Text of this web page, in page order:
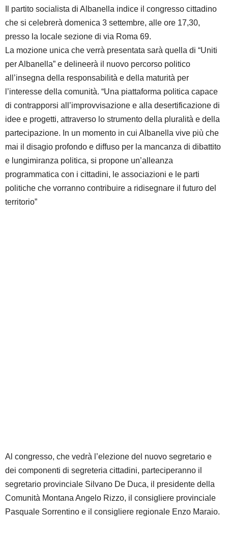
Il partito socialista di Albanella indice il congresso cittadino
che si celebrerà domenica 3 settembre, alle ore 17,30,
presso la locale sezione di via Roma 69.
La mozione unica che verrà presentata sarà quella di “Uniti
per Albanella” e delineerà il nuovo percorso politico
all’insegna della responsabilità e della maturità per
l’interesse della comunità. “Una piattaforma politica capace
di contrapporsi all’improvvisazione e alla desertificazione di
idee e progetti, attraverso lo strumento della pluralità e della
partecipazione. In un momento in cui Albanella vive più che
mai il disagio profondo e diffuso per la mancanza di dibattito
e lungimiranza politica, si propone un’alleanza
programmatica con i cittadini, le associazioni e le parti
politiche che vorranno contribuire a ridisegnare il futuro del
territorio”
Al congresso, che vedrà l’elezione del nuovo segretario e
dei componenti di segreteria cittadini, parteciperanno il
segretario provinciale Silvano De Duca, il presidente della
Comunità Montana Angelo Rizzo, il consigliere provinciale
Pasquale Sorrentino e il consigliere regionale Enzo Maraio.